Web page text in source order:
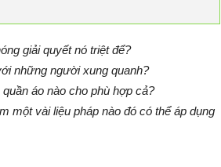
giải quyết nó triệt để?
những người xung quanh?
áo nào cho phù hợp cả?
một vài liệu pháp nào đó có thể áp dụng